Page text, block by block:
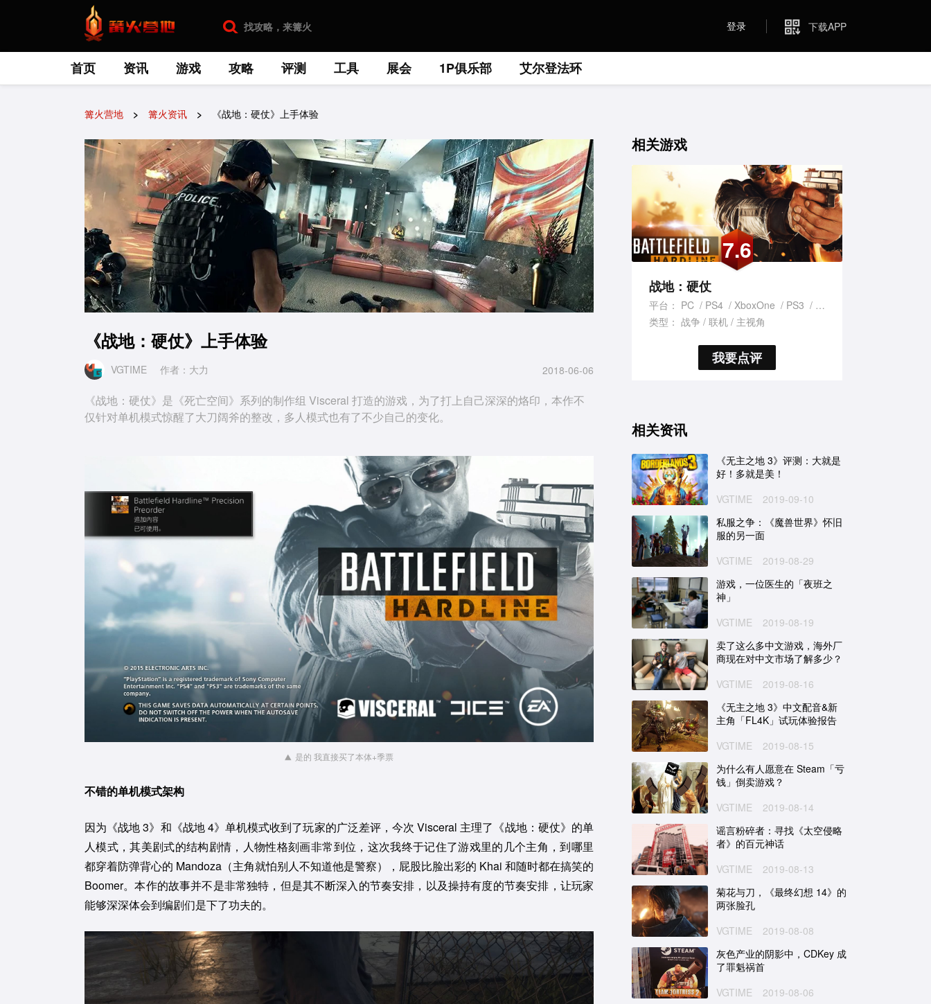
登录 下载APP
首页 资讯 游戏 攻略 评测 工具 展会 1P俱乐部 艾尔登法环
篝火营地 篝火资讯 《战地：硬仗》上手体验
《战地：硬仗》上手体验
VGTIME 作者：大力 2018-06-06
《战地：硬仗》是《死亡空间》系列的制作组 Visceral 打造的游戏，为了打上自己深深的烙印，本作不
仅针对单机模式惊醒了大刀阔斧的整改，多人模式也有了不少自己的变化。
是的 我直接买了本体+季票
不错的单机模式架构
因为《战地 3》和《战地 4》单机模式收到了玩家的广泛差评，今次 Visceral 主理了《战地：硬仗》的单
人模式，其美剧式的结构剧情，人物性格刻画非常到位，这次我终于记住了游戏里的几个主角，到哪里
都穿着防弹背心的 Mandoza（主角就怕别人不知道他是警察），屁股比脸出彩的 Khai 和随时都在搞笑的
Boomer。本作的故事并不是非常独特，但是其不断深入的节奏安排，以及操持有度的节奏安排，让玩家
能够深深体会到编剧们是下了功夫的。
相关资讯
《无主之地 3》评测：大就是
好！多就是美！
VGTIME
2019-09-10
私服之争：《魔兽世界》怀旧
服的另一面
VGTIME
2019-08-29
游戏，一位医生的「夜班之
神」
VGTIME
2019-08-19
卖了这么多中文游戏，海外厂
商现在对中文市场了解多少？
VGTIME
2019-08-16
《无主之地 3》中文配音&新
主角「FL4K」试玩体验报告
VGTIME
2019-08-15
为什么有人愿意在 Steam「亏
钱」倒卖游戏？
VGTIME
2019-08-14
谣言粉碎者：寻找《太空侵略
者》的百元神话
VGTIME
2019-08-13
菊花与刀，《最终幻想 14》的
两张脸孔
VGTIME
2019-08-08
灰色产业的阴影中，CDKey 成
了罪魁祸首
VGTIME
2019-08-06
相关游戏
7.6
战地：硬仗
平台： PC PS4 XboxOne PS3
Xbox 360
类型： 战争 联机 主视角
我要点评